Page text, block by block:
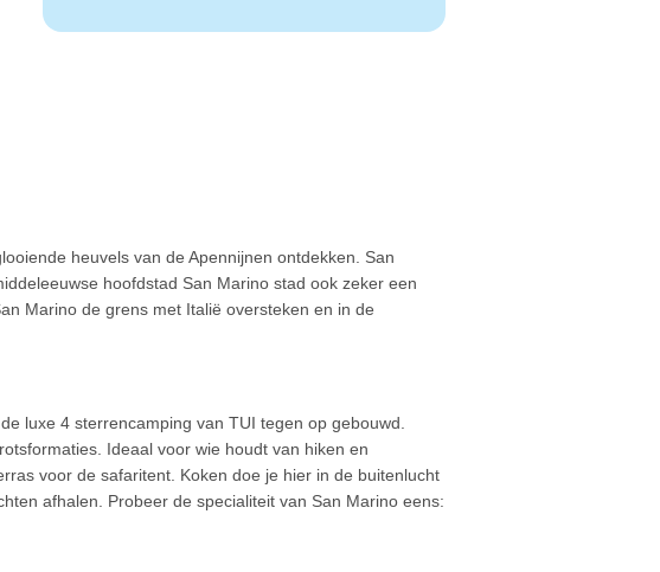
heuvels van de Apennijnen ontdekken. San
hoofdstad San Marino stad ook zeker een
Marino de grens met Italië oversteken en in de
luxe 4 sterrencamping van TUI tegen op gebouwd.
Ideaal voor wie houdt van hiken en
voor de safaritent. Koken doe je hier in de buitenlucht
afhalen. Probeer de specialiteit van San Marino eens: